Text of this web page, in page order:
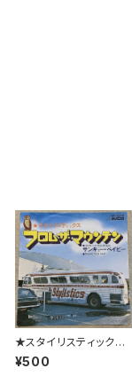
★スタイリスティックス
/ フロム・ザ・マウンテン
¥500